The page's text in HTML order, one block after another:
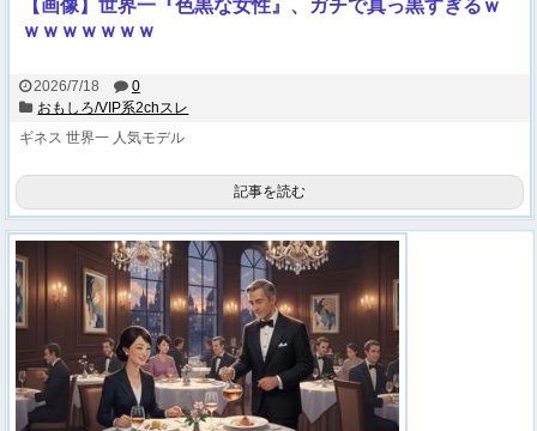
【画像】世界一『色黒な女性』、ガチで真っ黒すぎるｗ
ｗｗｗｗｗｗｗ
2026/7/18
0
おもしろ/VIP系2chスレ
ギネス 世界一 人気モデル
記事を読む